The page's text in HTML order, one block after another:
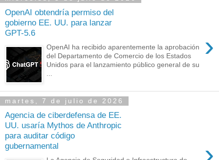
OpenAI obtendría permiso del
gobierno EE. UU. para lanzar
GPT-5.6
›
OpenAI ha recibido aparentemente la aprobación
del Departamento de Comercio de los Estados
Unidos para el lanzamiento público general de su
martes, 7 de julio de 2026
Agencia de ciberdefensa de EE.
UU. usaría Mythos de Anthropic
para auditar código
gubernamental